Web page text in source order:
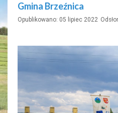
Gmina Brzeźnica
Opublikowano: 05 lipiec 2022